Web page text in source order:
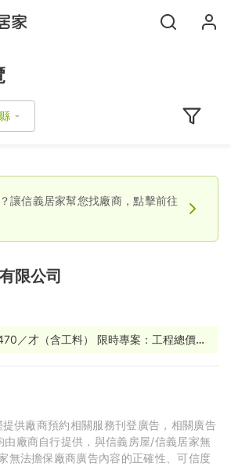
讓信義居家幫您找廠商，點擊前往
限公司
／才（含工料） 限時專案：工程總價
供廠商預約相關服務刊登廣告，相關廣告
由廠商自行提供，與信義房屋/信義居家無
無法擔保廠商廣告內容的正確性、可信度